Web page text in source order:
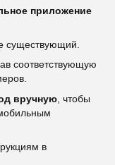
приложение
существующий.
соответствующую
вручную , чтобы
в